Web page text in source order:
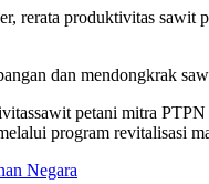
, rerata produktivitas sawit
dan mendongkrak
sawit petani mitra
program revitalisasi
Negara